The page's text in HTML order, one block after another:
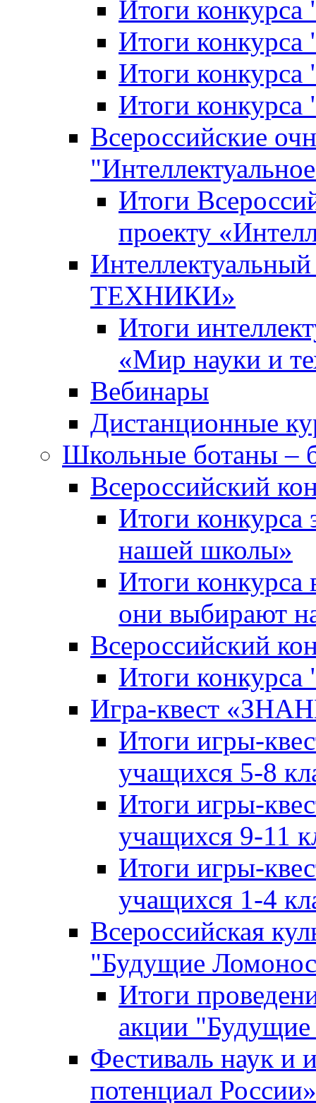
Итоги
Итоги конкурса
Итоги
Итоги
Всероссийские
Итоги
проекту
ТЕХНИКИ»
Итоги
«Мир науки и
Вебинары
Дистанционные
Школьные ботаны –
Всероссийский
Итоги
нашей школы»
Итоги конкурса
они выбирают
Всероссийский
Итоги
Игра-квест
Итоги игры-
учащихся 5-8
Итоги игры-
учащихся 9-11
Итоги игры-
учащихся 1-4
Всероссийская
"Будущие
Итоги
акции
Фестиваль наук и
потенциал России»